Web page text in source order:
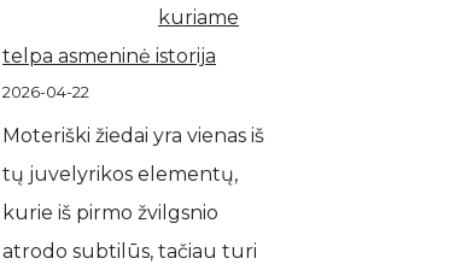
kuriame
telpa asmeninė istorija
2026-04-22
Moteriški žiedai yra vienas iš
tų juvelyrikos elementų,
kurie iš pirmo žvilgsnio
atrodo subtilūs, tačiau turi